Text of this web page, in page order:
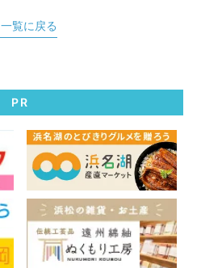
一覧に戻る
PR